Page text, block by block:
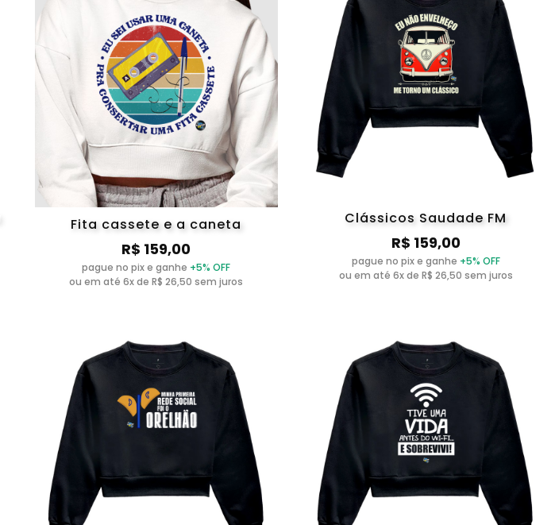
Fita cassete e a caneta
R$ 159,00
pague no pix e ganhe +5% OFF
ou em até 6x de R$ 26,50 sem juros
Clássicos Saudade FM
R$ 159,00
pague no pix e ganhe +5% OFF
ou em até 6x de R$ 26,50 sem juros